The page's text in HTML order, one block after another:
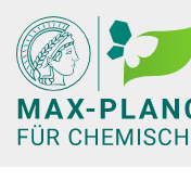
Hauptinhalt